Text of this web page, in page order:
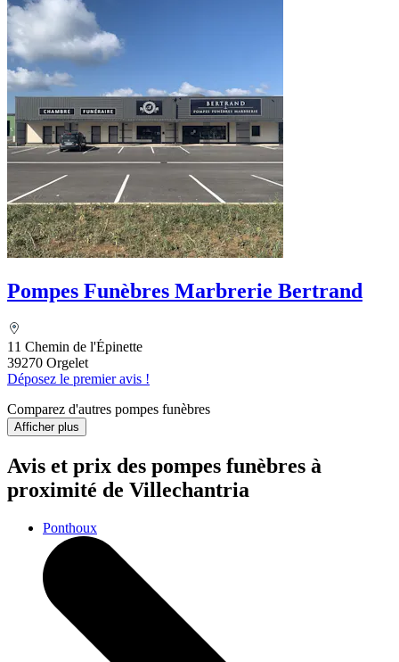
Pompes Funèbres Marbrerie Bertrand
11 Chemin de l'Épinette
39270 Orgelet
Déposez le premier avis !
Comparez d'autres pompes funèbres
Afficher plus
Avis et prix des pompes funèbres à
proximité de Villechantria
Ponthoux